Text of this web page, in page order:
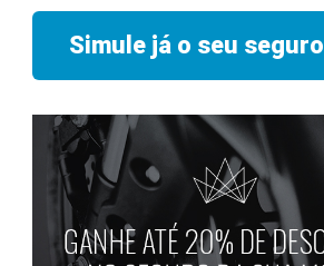
Simule já o seu seguro